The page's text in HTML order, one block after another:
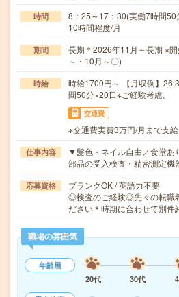
時間
8：25～17：30(実働7時間50
10時間程度/月
期間
長期＊2026年11月～長期 ※
～・10月～〇)
時給
時給1700円～ 【月収例】
間50分×20日※ご経験考慮。
交通費
※交通費実費3万円/月まで支給
仕事内容
▼髪色・ネイル自由／食堂あ
部品の受入検査・精密測
応募資格
ブランクOK / 英語力不要
◎検査のご経験◎先々の転職
ださい＊時期に合わせて別
職場の雰囲気
年齢層
20代
30代